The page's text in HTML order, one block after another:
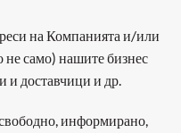
на Компанията и/или
не само) нашите бизнес
и доставчици и др.
свободно, информирано,